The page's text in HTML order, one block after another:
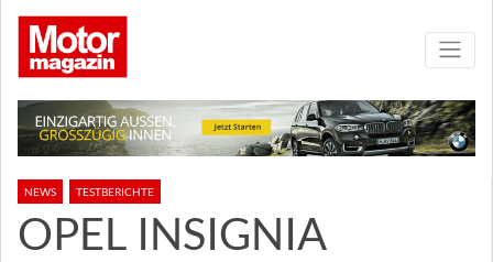
NEWS TESTBERICHTE
OPEL INSIGNIA